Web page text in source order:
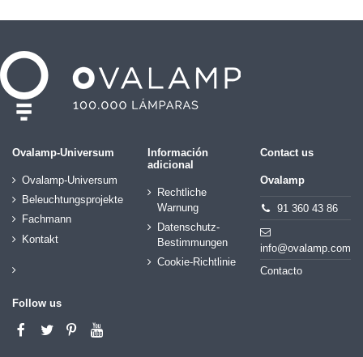
Ovalamp-Universum
Ovalamp-Universum
Beleuchtungsprojekte
Fachmann
Kontakt
Información
adicional
Rechtliche
Warnung
Datenschutz-
Bestimmungen
Cookie-Richtlinie
Contact us
Ovalamp
91 360 43 86
info@ovalamp.com
Contacto
Follow us